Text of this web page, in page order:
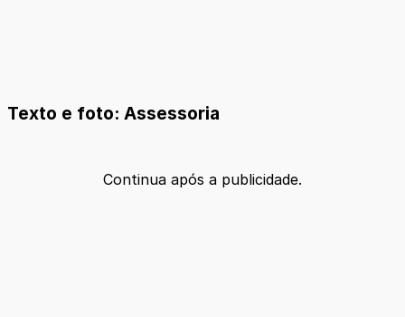
Texto e foto: Assessoria
Continua após a publicidade.